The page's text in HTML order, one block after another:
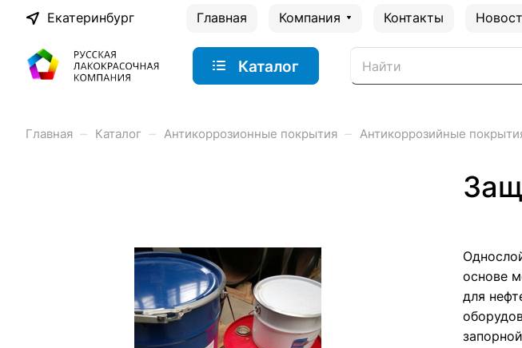
Екатеринбург Главная Компания Контакты
Каталог
Главная – Каталог – Антикоррозионные покрытия – Антикоррозийные
основе
для